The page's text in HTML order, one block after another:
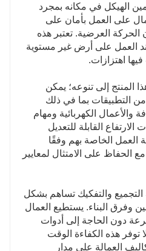
الهيكل في مكانه بمجرد
على العمل بأمان على
العرضية. تعتبر هذه
العمل على أرض غير مستوية
اهتزازات.
المنتج إلى تنوعه؛ يمكن
التطبيقات بما في ذلك
والأعمال الكهربائية ومهام
الارتفاع القابلة للتعديل
الخاصة بهم وفقًا
الحفاظ على الامتثال لمعايير
والتفكيك تساهم بشكل
وفرق البناء. يستطيع العمال
دون الحاجة إلى أدوات
هذه الكفاءة الوقت
العمالة على مدار